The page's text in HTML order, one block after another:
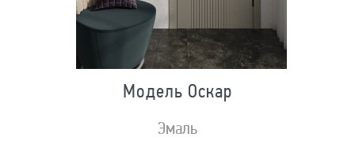
Модель Оскар
Эмаль